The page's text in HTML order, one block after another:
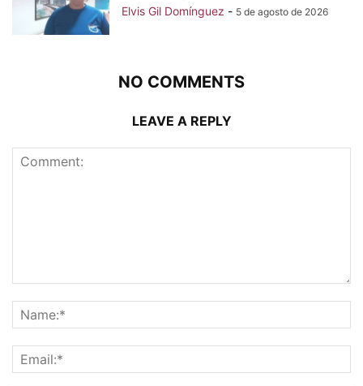
Elvis Gil Domínguez - 5 de agosto de 2026
NO COMMENTS
LEAVE A REPLY